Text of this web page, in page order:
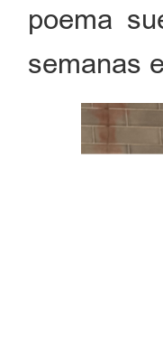
poema
semanas